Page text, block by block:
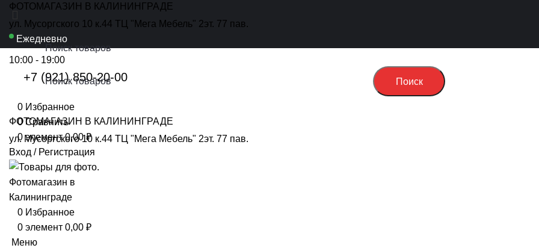
ФОТОМАГАЗИН В КАЛИНИНГРАДЕ
ул. Мусоргского 10 к.44 ТЦ "Мега Мебель" 2эт. 77 пав.
Ежедневно
10:00 - 19:00
+7 (921) 850-20-00
ФОТОМАГАЗИН В КАЛИНИНГРАДЕ
ул. Мусоргского 10 к.44 ТЦ "Мега Мебель" 2эт. 77 пав.
Поиск
0 Избранное
0 Сравнить
0элемент 0,00₽
Вход / Регистрация
0 Избранное
0 элемент 0,00 ₽
Меню